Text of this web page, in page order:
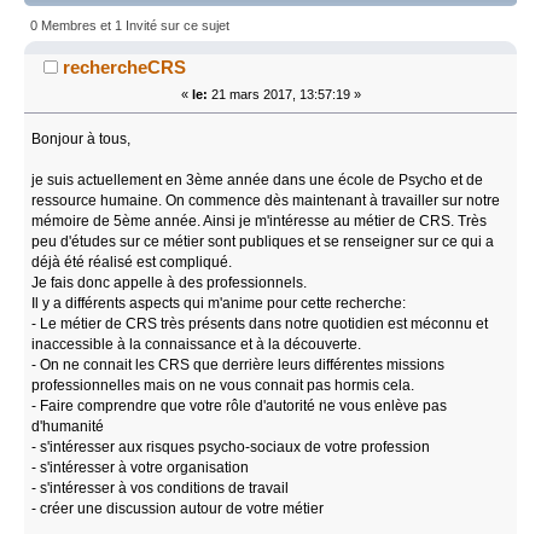
profession CRS - école de Psycho, mémoire de 5ème
année. (Lu 13315 fois)
0 Membres et 1 Invité sur ce sujet
rechercheCRS
« le: 21 mars 2017, 13:57:19 »
Bonjour à tous,
je suis actuellement en 3ème année dans une école de Psycho et de
ressource humaine. On commence dès maintenant à travailler sur notre
mémoire de 5ème année. Ainsi je m'intéresse au métier de CRS. Très
peu d'études sur ce métier sont publiques et se renseigner sur ce qui a
déjà été réalisé est compliqué.
Je fais donc appelle à des professionnels.
Il y a différents aspects qui m'anime pour cette recherche:
- Le métier de CRS très présents dans notre quotidien est méconnu et
inaccessible à la connaissance et à la découverte.
- On ne connait les CRS que derrière leurs différentes missions
professionnelles mais on ne vous connait pas hormis cela.
- Faire comprendre que votre rôle d'autorité ne vous enlève pas
d'humanité
- s'intéresser aux risques psycho-sociaux de votre profession
- s'intéresser à votre organisation
- s'intéresser à vos conditions de travail
- créer une discussion autour de votre métier